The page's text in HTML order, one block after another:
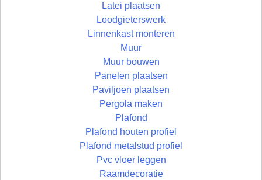
Latei plaatsen
Loodgieterswerk
Linnenkast monteren
Muur
Muur bouwen
Panelen plaatsen
Paviljoen plaatsen
Pergola maken
Plafond
Plafond houten profiel
Plafond metalstud profiel
Pvc vloer leggen
Raamdecoratie